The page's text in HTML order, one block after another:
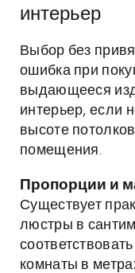
интерьер
Выбор без
ошибка при
выдающееся
интерьер, если
высоте
помещения.
Пропорции и
Существует
люстры в
комнаты в